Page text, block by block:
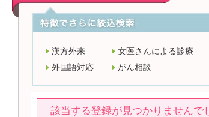
漢方外来 女医さんによる診療
外国語対応
がん相談
該当する登録が見つかりません